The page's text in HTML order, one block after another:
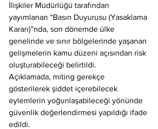
İlişkiler Müdürlüğü tarafından
yayımlanan “Basın Duyurusu (Yasaklama
Kararı)”nda, son dönemde ülke
genelinde ve sınır bölgelerinde yaşanan
gelişmelerin kamu düzeni açısından risk
oluşturabileceği belirtildi.
Açıklamada, miting gerekçe
gösterilerek şiddet içerebilecek
eylemlerin yoğunlaşabileceği yönünde
güvenlik değerlendirmesi yapıldığı ifade
edildi.